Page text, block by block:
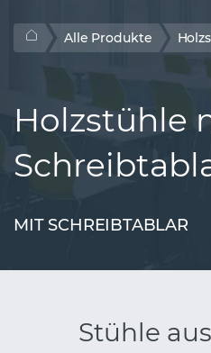
Alle Produkte
Holzstühle
MIT SCHREIBTABLAR
Stühle